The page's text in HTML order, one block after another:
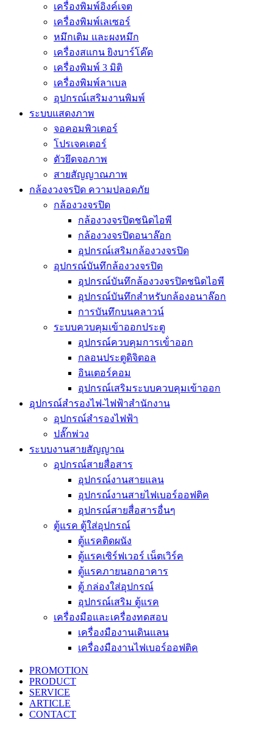
เครื่องพิมพ์อิงค์เจต
เครื่องพิมพ์เลเซอร์
หมึกเติม และผงหมึก
เครื่องสแกน ยิงบาร์โค๊ด
เครื่องพิมพ์ 3 มิติ
เครื่องพิมพ์ลาเบล
อุปกรณ์เสริมงานพิมพ์
ระบบแสดงภาพ
จอคอมพิวเตอร์
โปรเจคเตอร์
ตัวยึดจอภาพ
สายสัญญาณภาพ
กล้องวงจรปิด ความปลอดภัย
กล้องวงจรปิด
กล้องวงจรปิดชนิดไอพี
กล้องวงจรปิดอนาล๊อก
อุปกรณ์เสริมกล้องวงจรปิด
อุปกรณ์บันทึกล้องวงจรปิด
อุปกรณ์บันทึกล้องวงจรปิดชนิดไอพี
อุปกรณ์บันทึกสำหรับกล้องอนาล๊อก
การบันทึกบนคลาวน์
ระบบควบคุมเข้าออกประตู
อุปกรณ์ควบคุมการเข้่าออก
กลอนประตูดิจิตอล
อินเตอร์คอม
อุปกรณ์เสริมระบบควบคุมเข้าออก
อุปกรณ์สำรองไฟ-ไฟฟ้าสำนักงาน
อุปกรณ์สำรองไฟฟ้า
ปลั๊กพ่วง
ระบบงานสายสัญญาณ
อุปกรณ์สายสื่อสาร
อุปกรณ์งานสายแลน
อุปกรณ์งานสายไฟเบอร์ออฟติค
อุปกรณ์สายสื่อสารอื่นๆ
ตู้แรค ตู้ใส่อุปกรณ์
ตู้แรคติดผนัง
ตู้แรคเซิร์ฟเวอร์ เน็ตเวิร์ค
ตู้แรคภายนอกอาคาร
ตู้ กล่องใส่อุปกรณ์
อุปกรณ์เสริม ตู้แรค
เครื่องมือและเครื่องทดสอบ
เครื่องมืองานเดินแลน
เครื่องมืองานไฟเบอร์ออฟติค
PROMOTION
PRODUCT
SERVICE
ARTICLE
CONTACT